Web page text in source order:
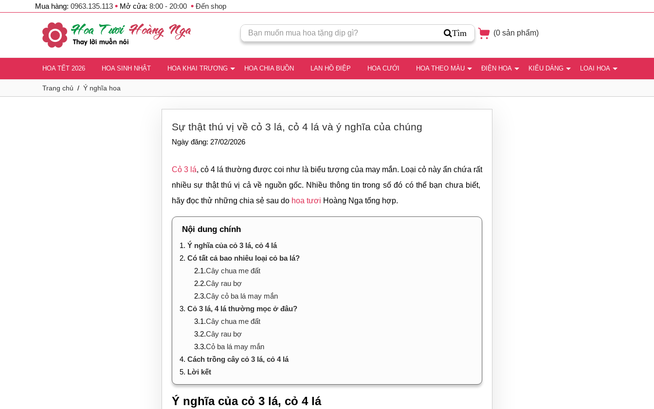
Mua hàng: 0963.135.113 • Mở cửa: 8:00 - 20:00 • Đến shop
Tìm (0 sản phẩm)
HOA TẾT 2026 HOA SINH NHẬT HOA KHAI TRƯƠNG HOA CHIA BUỒN LAN HỒ ĐIỆP HOA CƯỚI HOA THEO MÀU ĐIỆN HOA KIỂU DÁNG LOẠI HOA
Trang chủ / Ý nghĩa hoa
Sự thật thú vị về cỏ 3 lá, cỏ 4 lá và ý nghĩa của chúng
Ngày đăng: 27/02/2026
Cỏ 3 lá, cỏ 4 lá thường được coi như là biểu tượng của may mắn. Loại cỏ này ẩn chứa rất
nhiều sự thật thú vị cả về nguồn gốc. Nhiều thông tin trong số đó có thể bạn chưa biết,
hãy đọc thử những chia sẻ sau do hoa tươi Hoàng Nga tổng hợp.
Nội dung chính
1. Ý nghĩa của cỏ 3 lá, cỏ 4 lá
2. Có tất cả bao nhiêu loại cỏ ba lá?
2.1.Cây chua me đất
2.2.Cây rau bợ
2.3.Cây cỏ ba lá may mắn
3. Cỏ 3 lá, 4 lá thường mọc ở đâu?
3.1.Cây chua me đất
3.2.Cây rau bợ
3.3.Cỏ ba lá may mắn
4. Cách trồng cây cỏ 3 lá, cỏ 4 lá
5. Lời kết
Ý nghĩa của cỏ 3 lá, cỏ 4 lá